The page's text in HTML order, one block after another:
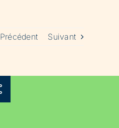
Précédent Suivant